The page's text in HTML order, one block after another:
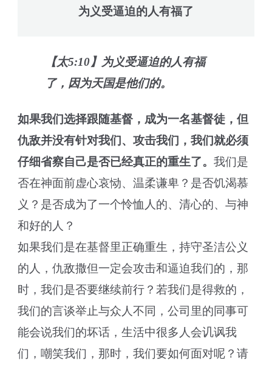
为义受逼迫的人有福了
【太5:10】为义受逼迫的人有福
了，因为天国是他们的。
如果我们选择跟随基督，成为一名基督徒，但
仇敌并没有针对我们、攻击我们，我们就必须
仔细省察自己是否已经真正的重生了。我们是
否在神面前虚心哀恸、温柔谦卑？是否饥渴慕
义？是否成为了一个怜恤人的、清心的、与神
和好的人？
如果我们是在基督里正确重生，持守圣洁公义
的人，仇敌撒但一定会攻击和逼迫我们的，那
时，我们是否要继续前行？若我们是得救的，
我们的言谈举止与众人不同，公司里的同事可
能会说我们的坏话，生活中很多人会讥讽我
们，嘲笑我们，那时，我们要如何面对呢？请